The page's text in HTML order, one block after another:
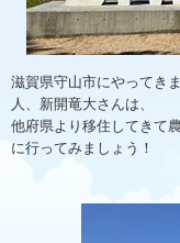
滋賀県守山市にやってき
人、新開竜大さんは、
他府県より移住してきて
に行ってみましょう！